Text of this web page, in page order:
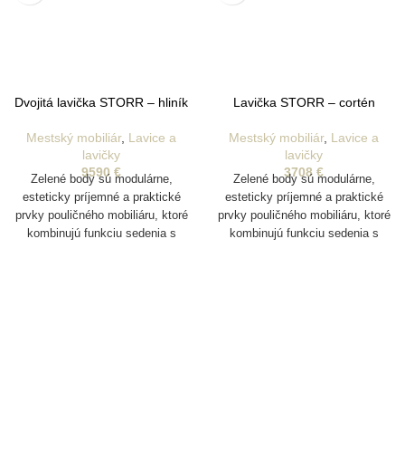
Dvojitá lavička STORR – hliník
Mestský mobiliár, Lavice a
lavičky
9590 €
Zelené body sú modulárne,
esteticky príjemné a praktické
prvky pouličného mobiliáru, ktoré
kombinujú funkciu sedenia s
Lavička STORR – cortén
Mestský mobiliár, Lavice a
lavičky
3708 €
Zelené body sú modulárne,
esteticky príjemné a praktické
prvky pouličného mobiliáru, ktoré
kombinujú funkciu sedenia s